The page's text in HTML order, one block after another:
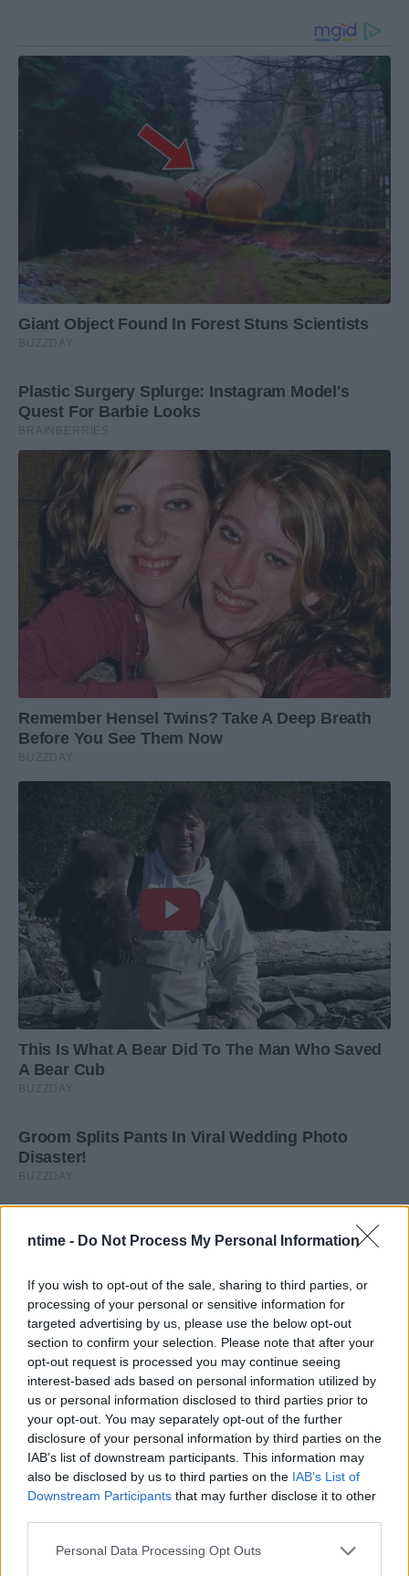
ntime - Do Not Process My Personal Information
If you wish to opt-out of the sale, sharing to third parties, or
processing of your personal or sensitive information for
targeted advertising by us, please use the below opt-out
section to confirm your selection. Please note that after your
opt-out request is processed you may continue seeing
interest-based ads based on personal information utilized by
us or personal information disclosed to third parties prior to
your opt-out. You may separately opt-out of the further
disclosure of your personal information by third parties on the
IAB’s list of downstream participants. This information may
also be disclosed by us to third parties on the IAB’s List of
Downstream Participants that may further disclose it to other
Personal Data Processing Opt Outs